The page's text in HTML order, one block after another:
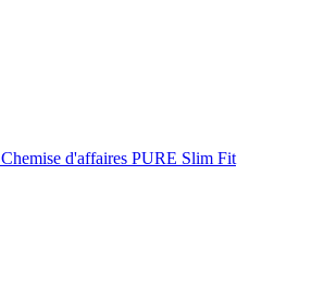
Chemise d'affaires PURE Slim Fit